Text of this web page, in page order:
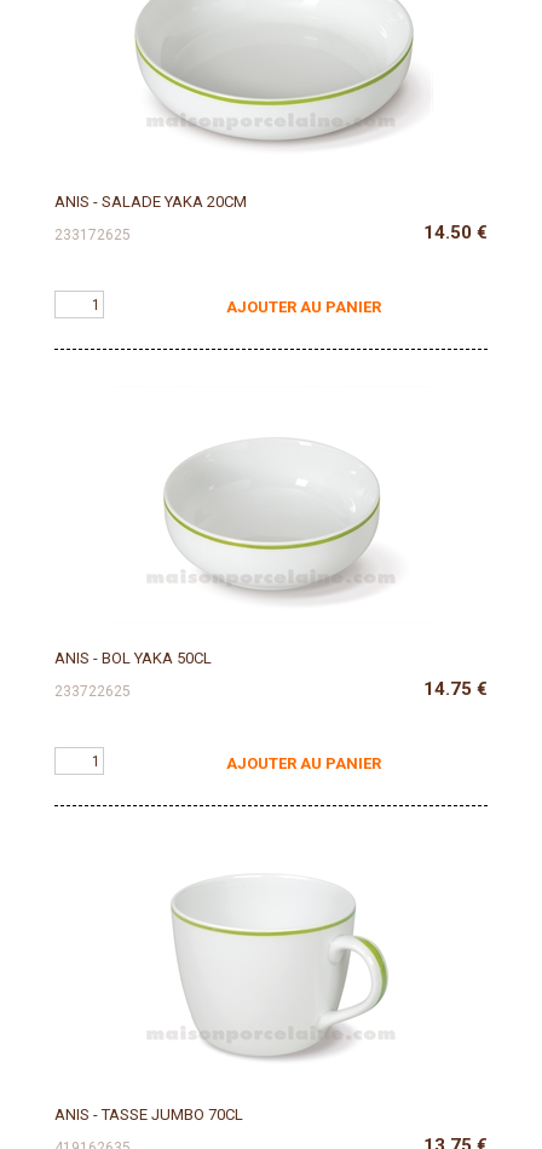
ANIS - SALADE YAKA 20CM
233172625 14.50 €
AJOUTER AU PANIER
ANIS - BOL YAKA 50CL
233722625 14.75 €
AJOUTER AU PANIER
ANIS - TASSE JUMBO 70CL